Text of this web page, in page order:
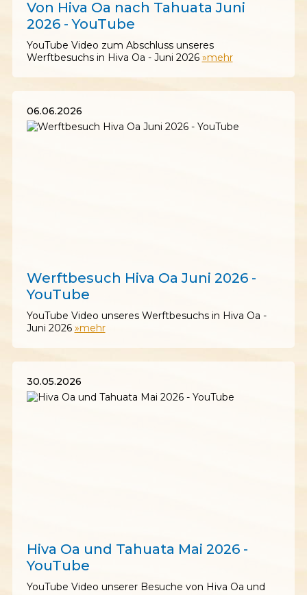
Von Hiva Oa nach Tahuata Juni
2026 - YouTube
YouTube Video zum Abschluss unseres
Werftbesuchs in Hiva Oa - Juni 2026 »mehr
06.06.2026
Werftbesuch Hiva Oa Juni 2026 -
YouTube
YouTube Video unseres Werftbesuchs in Hiva Oa -
Juni 2026 »mehr
30.05.2026
Hiva Oa und Tahuata Mai 2026 -
YouTube
YouTube Video unserer Besuche von Hiva Oa und